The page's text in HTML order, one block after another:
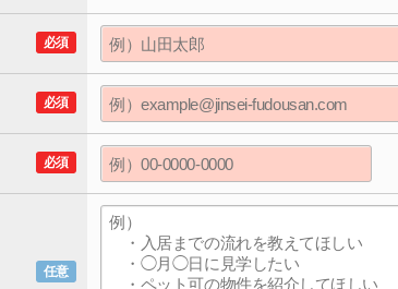
必須
必須
必須
任意